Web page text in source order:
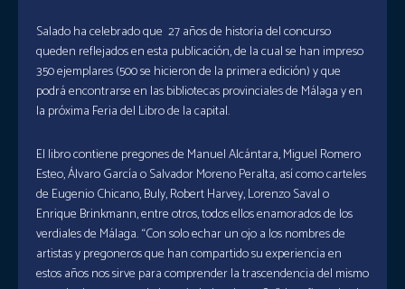
Salado ha celebrado que 27 años de historia del concurso
queden reflejados en esta publicación, de la cual se han impreso
350 ejemplares (500 se hicieron de la primera edición) y que
podrá encontrarse en las bibliotecas provinciales de Málaga y en
la próxima Feria del Libro de la capital.
El libro contiene pregones de Manuel Alcántara, Miguel Romero
Esteo, Álvaro García o Salvador Moreno Peralta, así como carteles
de Eugenio Chicano, Buly, Robert Harvey, Lorenzo Saval o
Enrique Brinkmann, entre otros, todos ellos enamorados de los
verdiales de Málaga. “Con solo echar un ojo a los nombres de
artistas y pregoneros que han compartido su experiencia en
estos años nos sirve para comprender la trascendencia del mismo